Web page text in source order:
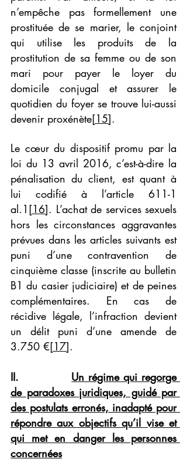
n’empêche pas formellement une
prostituée de se marier, le conjoint
qui utilise les produits de la
prostitution de sa femme ou de son
mari pour payer le loyer du
domicile conjugal et assurer le
quotidien du foyer se trouve lui-aussi
devenir proxénète[15].
Le cœur du dispositif promu par la
loi du 13 avril 2016, c’est-à-dire la
pénalisation du client, est quant à
lui codifié à l’article 611-1
al.1 [16]. L’achat de services sexuels
hors les circonstances aggravantes
prévues dans les articles suivants est
puni d’une contravention de
cinquième classe (inscrite au bulletin
B1 du casier judiciaire) et de peines
complémentaires. En cas de
récidive légale, l’infraction devient
un délit puni d’une amende de
3.750 €[17].
II. Un régime qui regorge
de paradoxes juridiques, guidé par
des postulats erronés, inadapté pour
répondre aux objectifs qu’il vise et
qui met en danger les personnes
concernées